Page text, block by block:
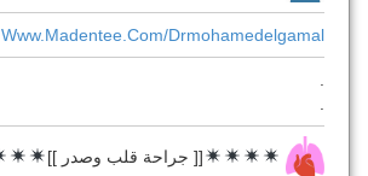
Www.madentee.com/drmohamedelgamal
[[ جراحة قلب وصدر ]]